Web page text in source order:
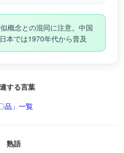
概念との混同に注意。中国
本では1970年代から普及
する言葉
品」一覧
熟語